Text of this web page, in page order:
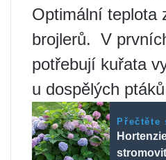
Optimální teplota
brojlerů. ️ V
potřebují kuřata
u dospělých
Přečtěte